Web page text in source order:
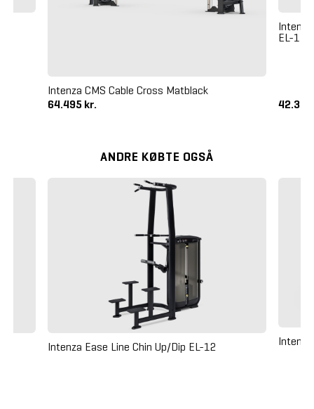
Intenza CMS Cable Cross Matblack
64.495 kr.
EL-11
ANDRE KØBTE OGSÅ
Intenza Ease Line Chin Up/Dip EL-12